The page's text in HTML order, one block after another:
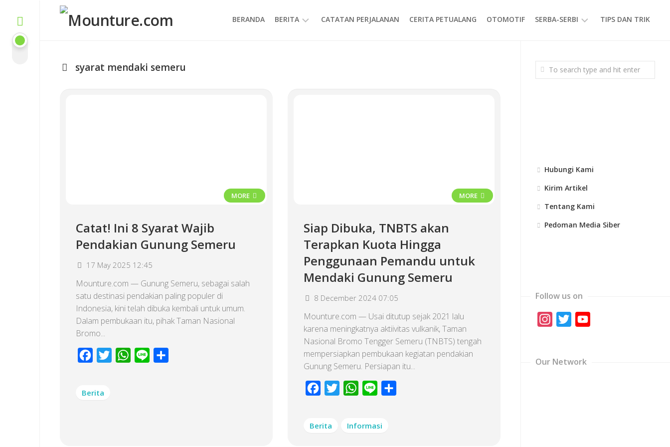
content
BERANDA BERITA CATATAN PERJALANAN CERITA PETUALANG OTOMOTIF SERBA-SERBI
GAYA
HIDUP
TIPS DAN TRIK
syarat mendaki semeru
MORE
Catat! Ini 8 Syarat Wajib
Pendakian Gunung Semeru
17 May 2025 12:45
Mounture.com — Gunung Semeru, sebagai salah
satu destinasi pendakian paling populer di
Indonesia, kini telah dibuka kembali untuk umum.
Dalam pembukaan itu, pihak Taman Nasional
Bromo...
Facebook
Twitter WhatsApp
Line
Berita
MORE
Siap Dibuka, TNBTS akan
Terapkan Kuota Hingga
Penggunaan Pemandu untuk
Mendaki Gunung Semeru
8 December 2024 07:05
Mounture.com — Usai ditutup sejak 2021 lalu
karena meningkatnya aktiivitas vulkanik, Taman
Nasional Bromo Tengger Semeru (TNBTS) tengah
mempersiapkan pembukaan kegiatan pendakian
Gunung Semeru. Persiapan itu...
Facebook
Twitter WhatsApp
Line
Berita Informasi
Hubungi Kami
Kirim Artikel
Tentang Kami
Pedoman Media Siber
Follow us on
Instagram
Twitter
Our Network